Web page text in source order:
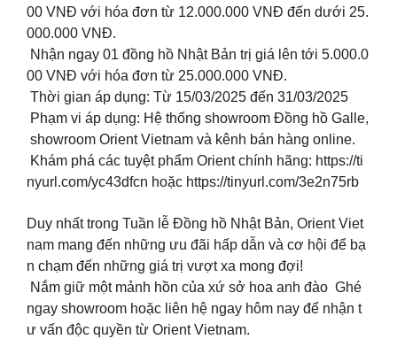
00 VNĐ với hóa đơn từ 12.000.000 VNĐ đến dưới 25.
000.000 VNĐ.
Nhận ngay 01 đồng hồ Nhật Bản trị giá lên tới 5.000.0
00 VNĐ với hóa đơn từ 25.000.000 VNĐ.
Thời gian áp dụng: Từ 15/03/2025 đến 31/03/2025
Phạm vi áp dụng: Hệ thống showroom Đồng hồ Galle,
showroom Orient Vietnam và kênh bán hàng online.
Khám phá các tuyệt phẩm Orient chính hãng: https://ti
nyurl.com/yc43dfcn hoặc https://tinyurl.com/3e2n75rb
Duy nhất trong Tuần lễ Đồng hồ Nhật Bản, Orient Viet
nam mang đến những ưu đãi hấp dẫn và cơ hội để bạ
n chạm đến những giá trị vượt xa mong đợi!
Nắm giữ một mảnh hồn của xứ sở hoa anh đào Ghé
ngay showroom hoặc liên hệ ngay hôm nay để nhận t
ư vấn độc quyền từ Orient Vietnam.